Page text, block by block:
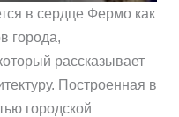
в сердце Фермо как
города,
рассказывает
Построенная в
городской